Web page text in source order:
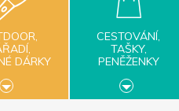
DÁRKY
CESTOVÁNÍ,
TAŠKY,
PENĚŽENKY